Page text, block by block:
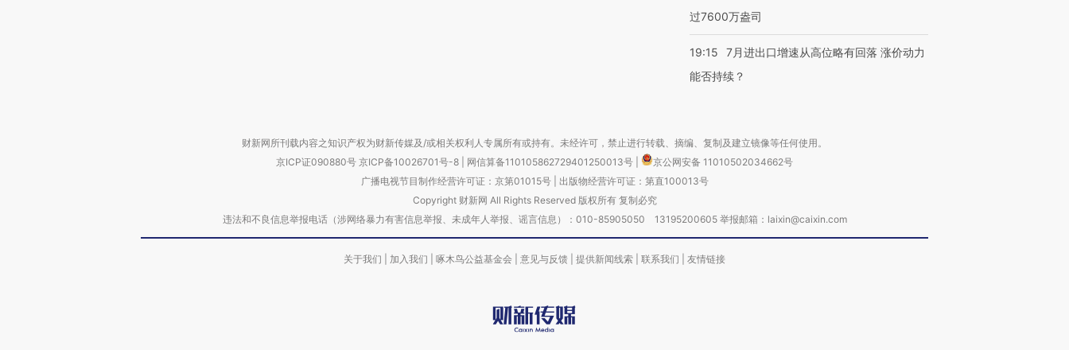
过7600万盎司
19:15
7月进出口增速从高位略有回落 涨价动力
能否持续？
财新网所刊载内容之知识产权为财新传媒及/或相关权利人专属所有或持有。未经许可，禁止进行转载、摘编、复制及建立镜像等任何使用。
京ICP证090880号 京ICP备10026701号-8 网信算备110105862729401250013号
京公网安备 11010502034662号
广播电视节目制作经营许可证：京第01015号| 出版物经营许可证：第直100013号
Copyright 财新网 All Rights Reserved 版权所有 复制必究
违法和不良信息举报电话（涉网络暴力有害信息举报、未成年人举报、谣言信息）：010-85905050 13195200605 举报邮箱：laixin@caixin.com
关于我们 加入我们 啄木鸟公益基金会 意见与反馈 提供新闻线索 联系我们 友情链接